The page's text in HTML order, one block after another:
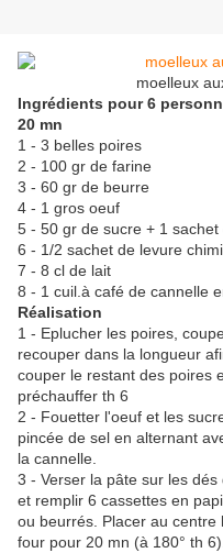
moelleux
Ingrédients pour 6
20 mn
1 - 3 belles poires
2 - 100 gr de farine
3 - 60 gr de beurre
4 - 1 gros oeuf
5 - 50 gr de sucre + 1
6 - 1/2 sachet de levure
7 - 8 cl de lait
8 - 1 cuil.à café de cannelle
Réalisation
1 - Eplucher les poires,
recouper dans la longueur
couper le restant des poires
préchauffer th 6
2 - Fouetter l'oeuf et les
pincée de sel en alternant
la cannelle.
3 - Verser la pâte sur les
et remplir 6 cassettes en
ou beurrés. Placer au
four pour 20 mn (à 180° th 6).